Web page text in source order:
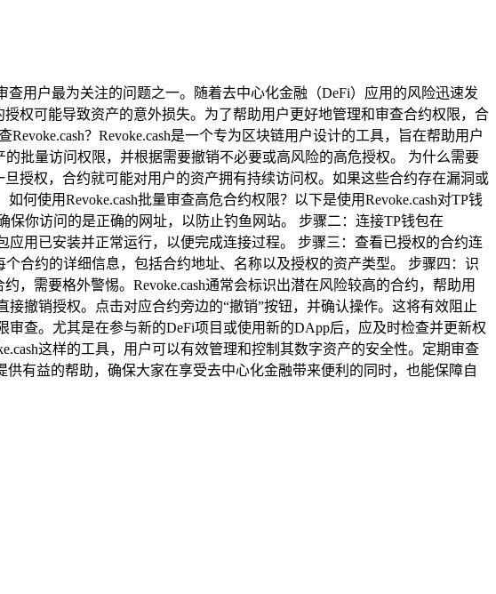
用户最为关注的问题之一。随着去中心化金融（DeFi）应用的风险迅速发
权可能导致资产的意外损失。为了帮助用户更好地管理和审查合约权限，合
？Revoke.cash是一个专为区块链用户设计的工具，旨在帮助用户
批量访问权限，并根据需要撤销不必要或高风险的高危授权。 为什么需要
授权，合约就可能对用户的资产拥有持续访问权。如果这些合约存在漏洞或
使用Revoke.cash批量审查高危合约权限？以下是使用Revoke.cash对TP钱
保你访问的是正确的网址，以防止钓鱼网站。 步骤二：连接TP钱包在
应用已安装并正常运行，以便完成连接过程。 步骤三：查看已授权的合约连
合约的详细信息，包括合约地址、名称以及授权的资产类型。 步骤四：识
需要格外警惕。Revoke.cash通常会标识出潜在风险较高的合约，帮助用
撤销授权。点击对应合约旁边的“撤销”按钮，并确认操作。这将有效阻止
查。尤其是在参与新的DeFi项目或使用新的DApp后，应及时检查并更新权
这样的工具，用户可以有效管理和控制其数字资产的安全性。定期审查
有益的帮助，确保大家在享受去中心化金融带来便利的同时，也能保障自